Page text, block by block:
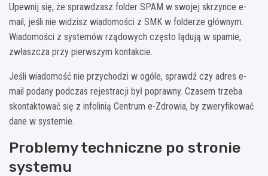
Upewnij się, że sprawdzasz folder SPAM w swojej skrzynce e-
mail, jeśli nie widzisz wiadomości z SMK w folderze głównym.
Wiadomości z systemów rządowych często lądują w spamie,
zwłaszcza przy pierwszym kontakcie.
Jeśli wiadomość nie przychodzi w ogóle, sprawdź czy adres e-
mail podany podczas rejestracji był poprawny. Czasem trzeba
skontaktować się z infolinią Centrum e-Zdrowia, by zweryfikować
dane w systemie.
Problemy techniczne po stronie
systemu